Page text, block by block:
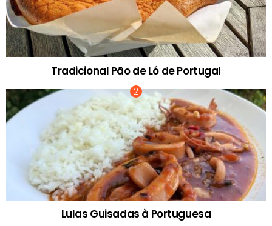
Tradicional Pão de Ló de Portugal
Lulas Guisadas à Portuguesa